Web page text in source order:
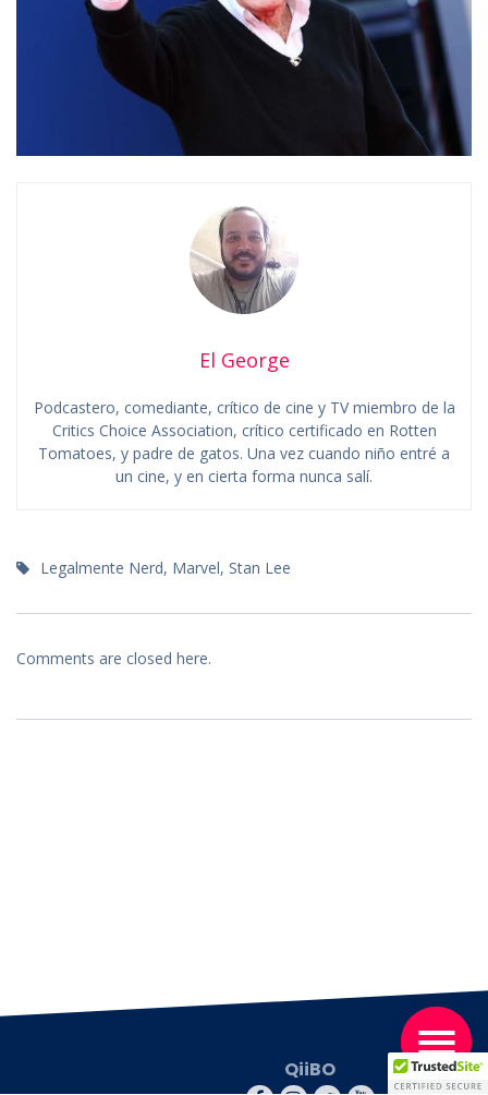
El George
Podcastero, comediante, crítico de cine y TV miembro de la
Critics Choice Association, crítico certificado en Rotten
Tomatoes, y padre de gatos. Una vez cuando niño entré a
un cine, y en cierta forma nunca salí.
Legalmente Nerd, Marvel, Stan Lee
Comments are closed here.
QiiBO